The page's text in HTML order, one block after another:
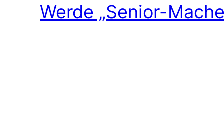
Werde „Senior-